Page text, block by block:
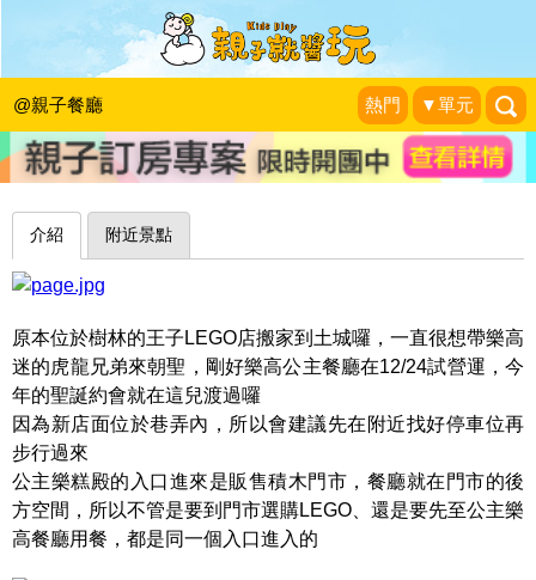
@親子餐廳 熱門 ▼單元
有樂高坐檯，再來十碗飯也沒問題～土
城公主樂糕殿Princess Land
珍太妃旅遊親子生活|2016-12-24
介紹 附近景點
原本位於樹林的王子LEGO店搬家到土城囉，一直很想帶樂高
迷的虎龍兄弟來朝聖，剛好樂高公主餐廳在12/24試營運，今
年的聖誕約會就在這兒渡過囉
因為新店面位於巷弄內，所以會建議先在附近找好停車位再
步行過來
公主樂糕殿的入口進來是販售積木門市，餐廳就在門市的後
方空間，所以不管是要到門市選購LEGO、還是要先至公主樂
高餐廳用餐，都是同一個入口進入的